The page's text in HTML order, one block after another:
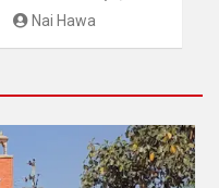
Nai Hawa